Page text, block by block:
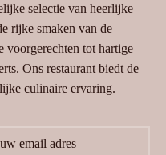
selectie van heerlijke
rijke smaken van de
voorgerechten tot hartige
Ons restaurant biedt de
culinaire ervaring.